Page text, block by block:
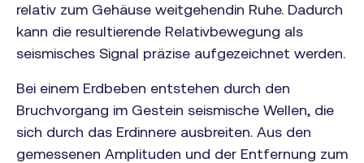
relativ zum Gehäuse weitgehendin Ruhe. Dadurch
kann die resultierende Relativbewegung als
seismisches Signal präzise aufgezeichnet werden.
Bei einem Erdbeben entstehen durch den
Bruchvorgang im Gestein seismische Wellen, die
sich durch das Erdinnere ausbreiten. Aus den
gemessenen Amplituden und der Entfernung zum